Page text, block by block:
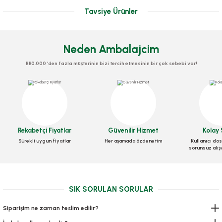
Tavsiye Ürünler
184,80 TL
Neden Ambalajcim
880.000 ‘den fazla müşterinin bizi tercih etmesinin bir çok sebebi var!
Rekabetçi Fiyatlar
Sürekli uygun fiyatlar
Güvenilir Hizmet
Her aşamada özdenetim
Kolay
Kullanıcı
sorunsuz
SIK SORULAN SORULAR
Siparişim ne zaman teslim edilir?